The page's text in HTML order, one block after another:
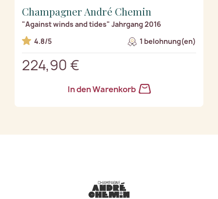
Champagner André Chemin
"Against winds and tides" Jahrgang 2016
4.8/5
1 belohnung(en)
224,90 €
In den Warenkorb